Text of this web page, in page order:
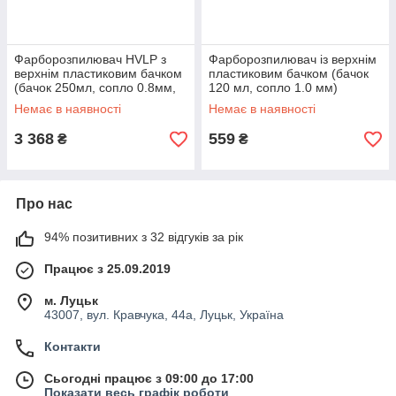
Фарборозпилювач HVLP з
верхнім пластиковим бачком
(бачок 250мл, сопло 0.8мм,
127л / хв)
Немає в наявності
3 368 ₴
Фарборозпилювач із верхнім
пластиковим бачком (бачок
120 мл, сопло 1.0 мм)
FORSAGE F-H-2000-2V
Немає в наявності
559 ₴
Про нас
94% позитивних з 32 відгуків за рік
Працює з 25.09.2019
м. Луцьк
43007, вул. Кравчука, 44а, Луцьк, Україна
Контакти
Сьогодні працює з 09:00 до 17:00
Показати весь графік роботи